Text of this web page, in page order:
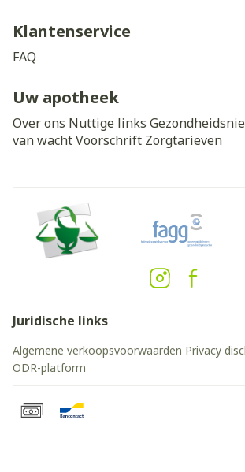
Klantenservice
FAQ
Uw apotheek
Over ons Nuttige links
van wachtVoorschrift Zorgtarieven
Juridische links
Algemene verkoopsvoorwaarden Privacy
ODR-platform